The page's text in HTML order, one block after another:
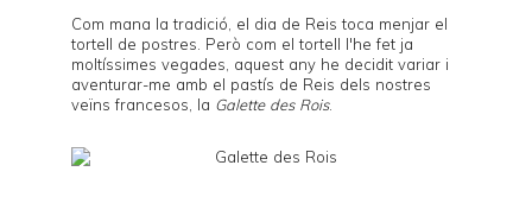
Com mana la tradició, el dia de Reis toca menjar el
tortell de postres. Però com el tortell l'he fet ja
moltíssimes vegades, aquest any he decidit variar i
aventurar-me amb el pastís de Reis dels nostres
veïns francesos, la Galette des Rois.